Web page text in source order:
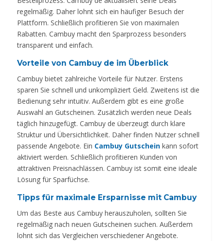
regelmäßig. Daher lohnt sich ein häufiger Besuch der
Plattform. Schließlich profitieren Sie von maximalen
Rabatten. Cambuy macht den Sparprozess besonders
transparent und einfach.
Vorteile von Cambuy de im Überblick
Cambuy bietet zahlreiche Vorteile für Nutzer. Erstens
sparen Sie schnell und unkompliziert Geld. Zweitens ist die
Bedienung sehr intuitiv. Außerdem gibt es eine große
Auswahl an Gutscheinen. Zusätzlich werden neue Deals
täglich hinzugefügt. Cambuy de überzeugt durch klare
Struktur und Übersichtlichkeit. Daher finden Nutzer schnell
passende Angebote. Ein Cambuy Gutschein kann sofort
aktiviert werden. Schließlich profitieren Kunden von
attraktiven Preisnachlässen. Cambuy ist somit eine ideale
Lösung für Sparfüchse.
Tipps für maximale Ersparnisse mit Cambuy
Um das Beste aus Cambuy herauszuholen, sollten Sie
regelmäßig nach neuen Gutscheinen suchen. Außerdem
lohnt sich das Vergleichen verschiedener Angebote.